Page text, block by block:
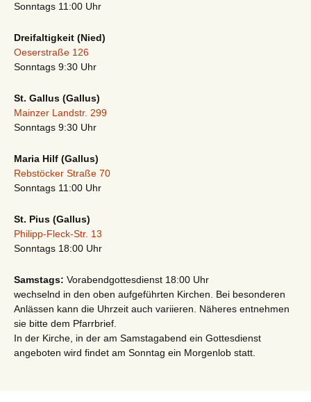
Sonntags 11:00 Uhr
Dreifaltigkeit (Nied)
Oeserstraße 126
Sonntags 9:30 Uhr
St. Gallus (Gallus)
Mainzer Landstr. 299
Sonntags 9:30 Uhr
Maria Hilf (Gallus)
Rebstöcker Straße 70
Sonntags 11:00 Uhr
St. Pius (Gallus)
Philipp-Fleck-Str. 13
Sonntags 18:00 Uhr
Samstags: Vorabendgottesdienst 18:00 Uhr
wechselnd in den oben aufgeführten Kirchen. Bei besonderen
Anlässen kann die Uhrzeit auch variieren. Näheres entnehmen
sie bitte dem Pfarrbrief.
In der Kirche, in der am Samstagabend ein Gottesdienst
angeboten wird findet am Sonntag ein Morgenlob statt.